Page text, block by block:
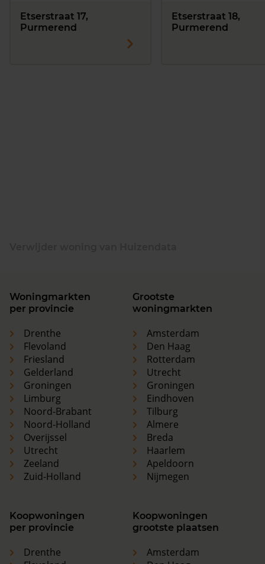
Etserstraat 17,
Purmerend
Etserstraat 18,
Purmerend
Woningmarkten
per provincie
Drenthe
Flevoland
Friesland
Gelderland
Groningen
Limburg
Noord-Brabant
Noord-Holland
Overijssel
Utrecht
Zeeland
Zuid-Holland
Grootste
woningmarkten
Amsterdam
Den Haag
Rotterdam
Utrecht
Groningen
Eindhoven
Tilburg
Almere
Breda
Haarlem
Apeldoorn
Nijmegen
Koopwoningen
per provincie
Drenthe
Koopwoningen
grootste plaatsen
Amsterdam